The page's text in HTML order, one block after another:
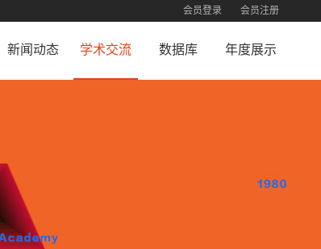
会员登录 会员注册
新闻动态 学术交流 数据库 年度展示